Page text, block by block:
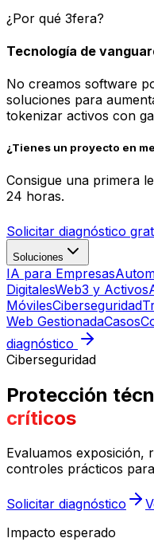
¿Por qué 3fera?
Tecnología de
No creamos software
soluciones para
tokenizar activos con
¿Tienes un proyecto en
Consigue una primera
24 horas.
Solicitar diagnóstico
Soluciones
IA para Empresas
DigitalesWeb3 y Activos
MóvilesCiberseguridad
Web GestionadaCasos
diagnóstico
Ciberseguridad
Protección
críticos
Evaluamos exposición,
controles prácticos
Solicitar diagnóstico
Impacto esperado